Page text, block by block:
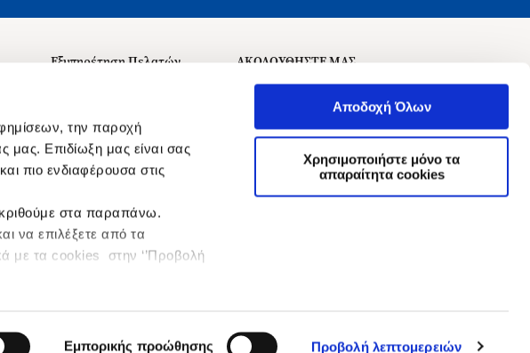
την παροχή
μας. Επιδίωξη μας είναι σας
πιο ενδιαφέρουσα στις
στα παραπάνω.
να επιλέξετε από τα
με τα cookies στην ‘’Προβολή
Εμπορικής προώθησης Προβολή λεπτομερειών
Αποδοχή Όλων
Χρησιμοποιήστε μόνο τα
απαραίτητα cookies
Εξυπηρέτηση Πελατών
B2B
Δικαίωμα Υπαναχώρησης
ΑΚΟΛΟΥΘΗΣΤΕ ΜΑΣ